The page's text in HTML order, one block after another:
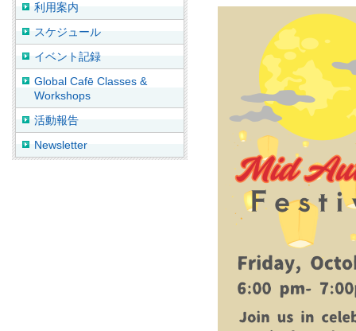
利用案内
スケジュール
イベント記録
Global Cafē Classes &
Workshops
活動報告
Newsletter